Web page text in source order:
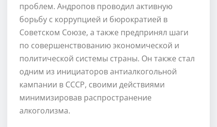
проблем. Андропов проводил активную
борьбу с коррупцией и бюрократией в
Советском Союзе, а также предпринял шаги
по совершенствованию экономической и
политической системы страны. Он также стал
одним из инициаторов антиалкогольной
кампании в СССР, своими действиями
минимизировав распространение
алкоголизма.